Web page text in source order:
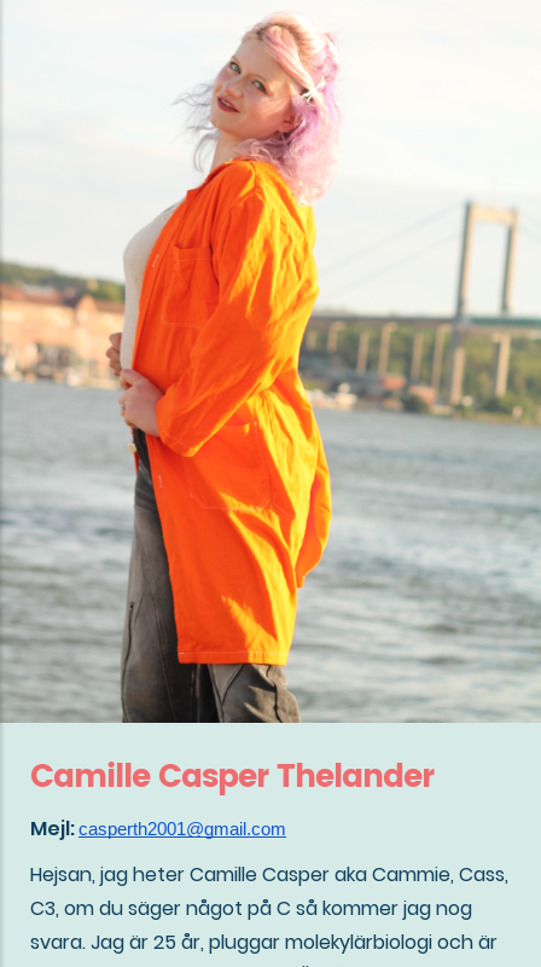
Camille Casper Thelander
Mejl:casperth2001@gmail.com
Hejsan, jag heter Camille Casper aka Cammie, Cass,
C3, om du säger något på C så kommer jag nog
svara. Jag är 25 år, pluggar molekylärbiologi och är